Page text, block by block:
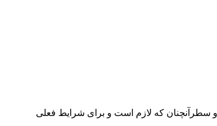
و سطرآنچنان که لازم است و برای شرایط فعلی